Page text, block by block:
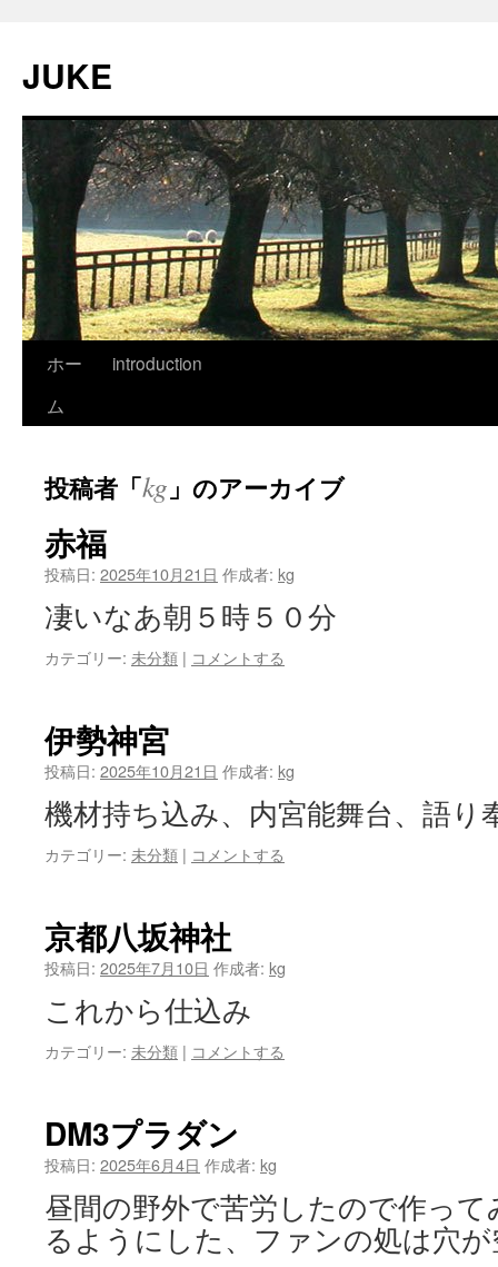
JUKE
ホー
ム
introduction
投稿者「kg 」のアーカイブ
赤福
投稿日: 2025年10月21日 作成者: kg
凄いなあ朝５時５０分
カテゴリー: 未分類 | コメントする
伊勢神宮
投稿日: 2025年10月21日 作成者: kg
機材持ち込み、内宮能舞台、語り
カテゴリー: 未分類 | コメントする
京都八坂神社
投稿日: 2025年7月10日 作成者: kg
これから仕込み
カテゴリー: 未分類 | コメントする
DM3プラダン
投稿日: 2025年6月4日 作成者: kg
昼間の野外で苦労したので作って
るようにした、ファンの処は穴